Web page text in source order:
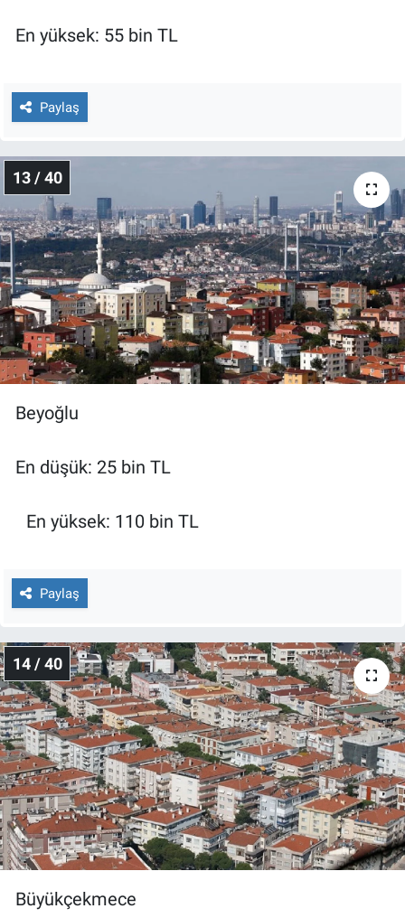
En yüksek: 55 bin TL
Paylaş
13 / 40
Beyoğlu
En düşük: 25 bin TL
En yüksek: 110 bin TL
Paylaş
14 / 40
Büyükçekmece